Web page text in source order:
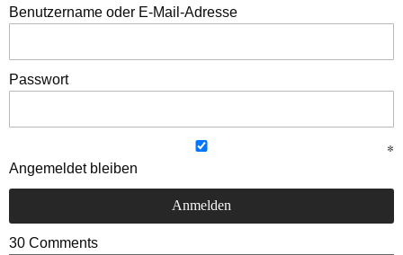
Benutzername oder E-Mail-Adresse
Passwort
Angemeldet bleiben
30 Comments